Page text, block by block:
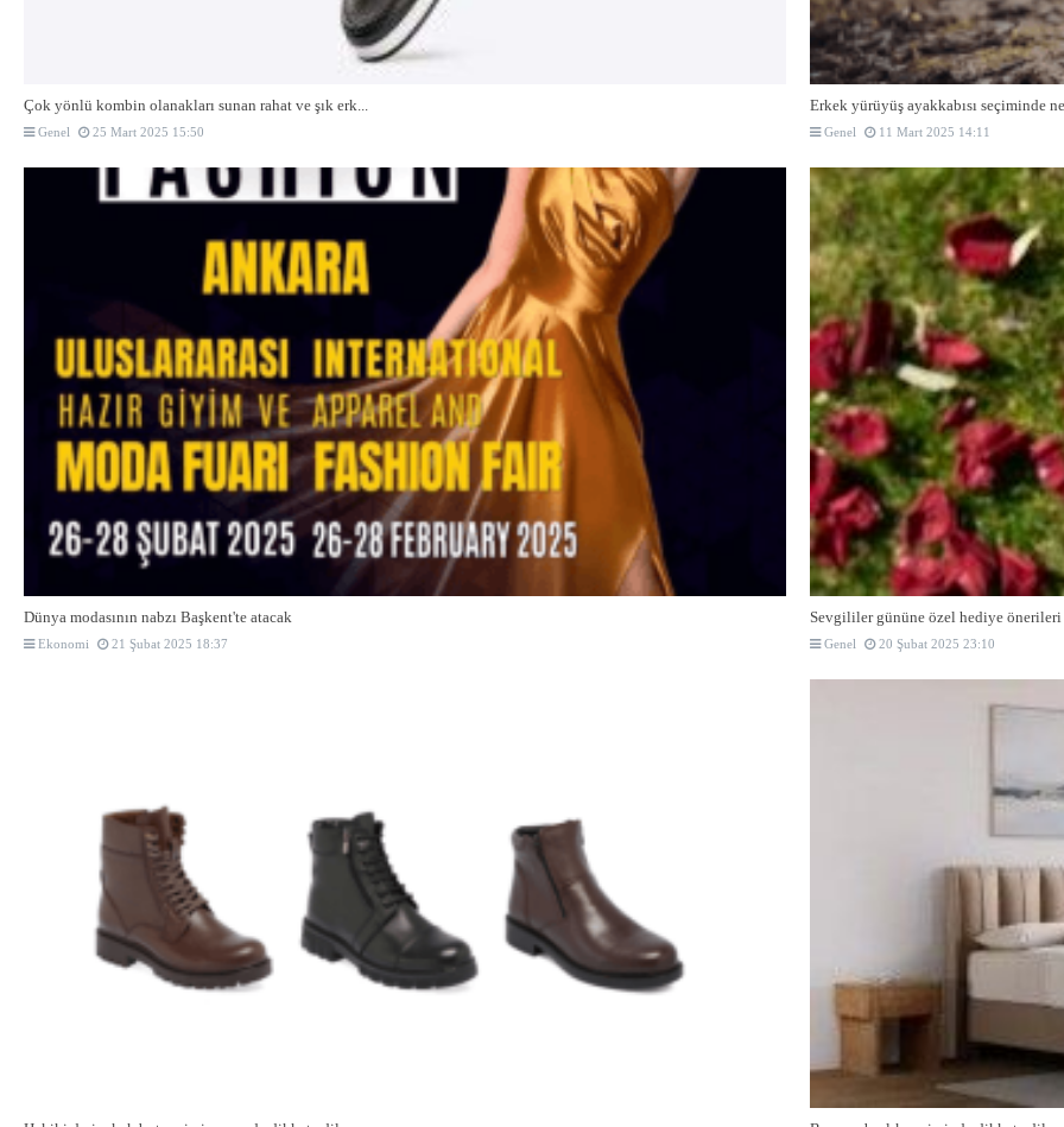
Çok yönlü kombin olanakları sunan rahat ve şık erk...
Genel 25 Mart 2025 15:50
Erkek yürüyüş ayakkabısı seçiminde
Genel 11 Mart 2025 14:11
Dünya modasının nabzı Başkent'te atacak
Ekonomi 21 Şubat 2025 18:37
Sevgililer gününe özel hediye önerileri
Genel 20 Şubat 2025 23:10